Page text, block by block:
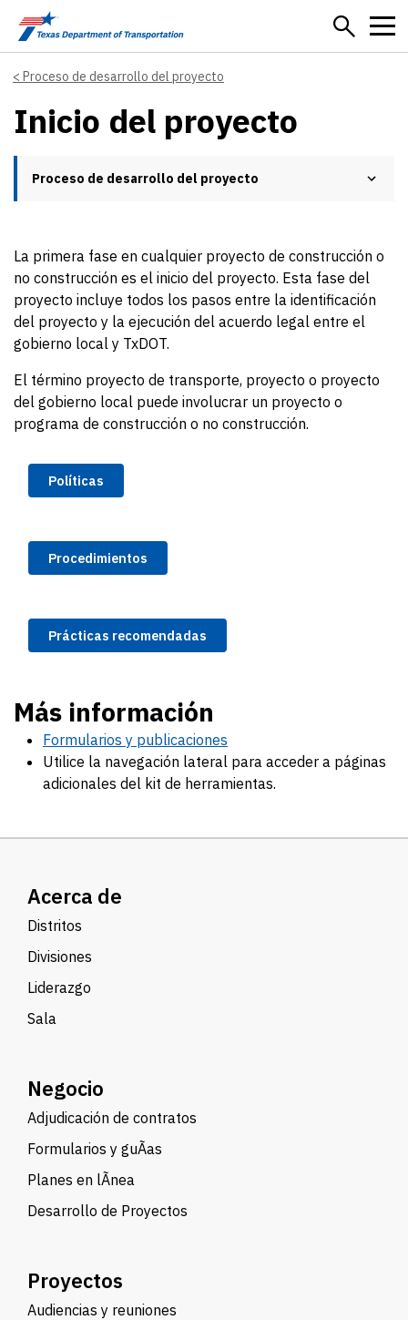
Skip to main content
Proceso de desarrollo del proyecto
Inicio del proyecto
Proceso de desarrollo del proyecto
La primera fase en cualquier proyecto de construcción o
no construcción es el inicio del proyecto. Esta fase del
proyecto incluye todos los pasos entre la identificación
del proyecto y la ejecución del acuerdo legal entre el
gobierno local y TxDOT.
El término proyecto de transporte, proyecto o proyecto
del gobierno local puede involucrar un proyecto o
programa de construcción o no construcción.
Políticas
Procedimientos
Prácticas recomendadas
Más información
Formularios y publicaciones
Utilice la navegación lateral para acceder a páginas
adicionales del kit de herramientas.
Acerca de
Distritos
Divisiones
Liderazgo
Sala
Negocio
Adjudicación de contratos
Formularios y guÃ­as
Planes en lÃ­nea
Desarrollo de Proyectos
Proyectos
Audiencias y reuniones